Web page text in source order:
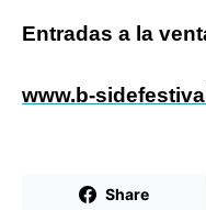
Entradas a la
www.b-
Share